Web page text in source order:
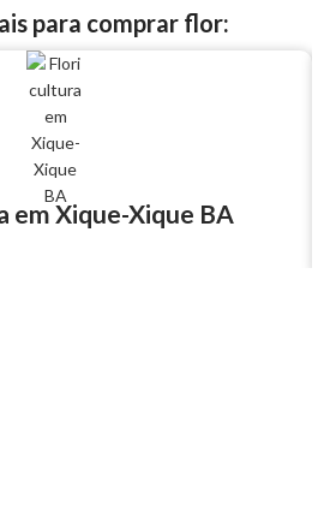
para comprar flor:
em Xique-Xique BA